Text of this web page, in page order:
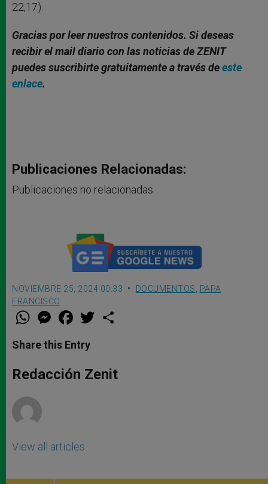
22,17).
Gracias por leer nuestros contenidos. Si deseas
recibir el mail diario con las noticias de ZENIT
puedes suscribirte gratuitamente a través deeste
enlace.
Publicaciones Relacionadas:
Publicaciones no relacionadas.
NOVIEMBRE 25, 2024 00:33 DOCUMENTOS
PAPA
FRANCISCO
W
t
s
p
p
M
e
s
e
g
e
F
a
e
b
o
k
w
r
Share this Entry
Redacción Zenit
View all articles